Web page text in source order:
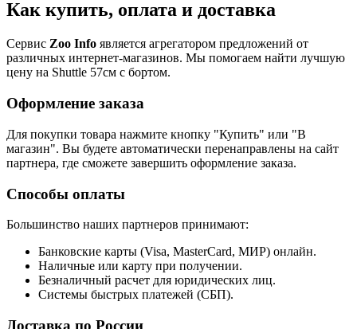
Как купить, оплата и доставка
Сервис Zoo Info является агрегатором предложений от
различных интернет-магазинов. Мы помогаем найти лучшую
цену на Shuttle 57см с бортом.
Оформление заказа
Для покупки товара нажмите кнопку "Купить" или "В
магазин". Вы будете автоматически перенаправлены на сайт
партнера, где сможете завершить оформление заказа.
Способы оплаты
Большинство наших партнеров принимают:
Банковские карты (Visa, MasterCard, МИР) онлайн.
Наличные или карту при получении.
Безналичный расчет для юридических лиц.
Системы быстрых платежей (СБП).
Доставка по России